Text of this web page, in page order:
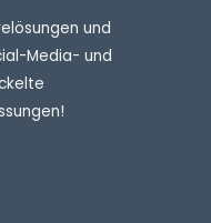
und
Media- und